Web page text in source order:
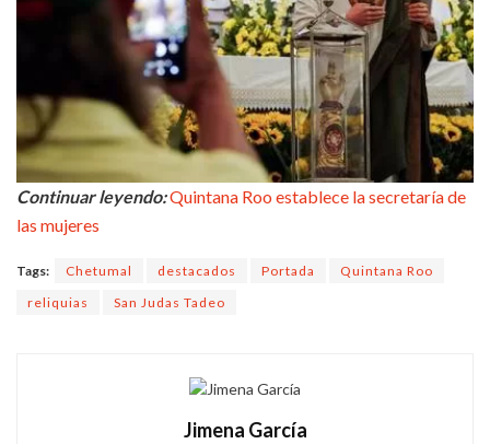
Continuar leyendo:Quintana Roo establece la secretaría de
las mujeres
Tags: Chetumal destacados Portada
Quintana Roo
reliquias
San Judas Tadeo
Jimena García